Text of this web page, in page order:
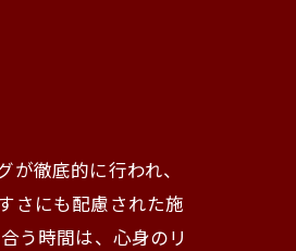
徹底的に行われ、
さにも配慮された施
う時間は、心身のリ